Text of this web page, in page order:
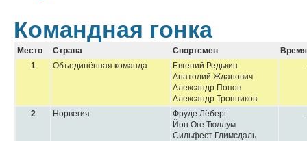
Командная гонка
Место Страна Спортсмен
Время
1
Объединённая команда
Евгений Редькин
Анатолий Жданович
Александр Попов
Александр Тропников
2 Норвегия
Фруде Лёберг
Йон Оге Тюллум
Сильфест Глимсдаль